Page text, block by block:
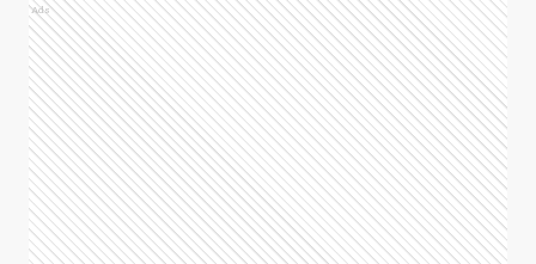
Ads